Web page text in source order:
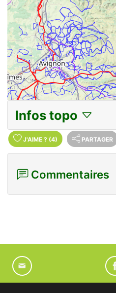
Infos topo
J'AIME ? (4) PARTAGER
Commentaires